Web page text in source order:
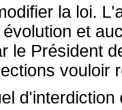
la loi.
et
le Président
vouloir